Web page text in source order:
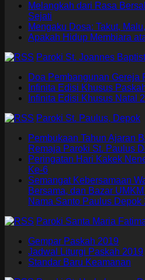
Melangkah dari Rasa
Sejati
Mengaku Dosa: Takut,
Apakah Hidup Membiara
Paroki St. Joannes
Doa Pembangunan Gereja
Infinita Edisi Khusus
Infinita Edisi Khusus Natal
Paroki St. Paulus, Depok
Pembukaan Tahun Ajaran
Remaja Paroki St. Paulus
Peringatan Hari Kakek
Ke-6
Semangat Kebersamaan
Bersama, dan Bazar
Nama Santo Paulus Depok
Paroki Santa Maria
Gempar Paskah 2019
Jadwal Liturgi Paskah 2019
Standar Baru Keamanan